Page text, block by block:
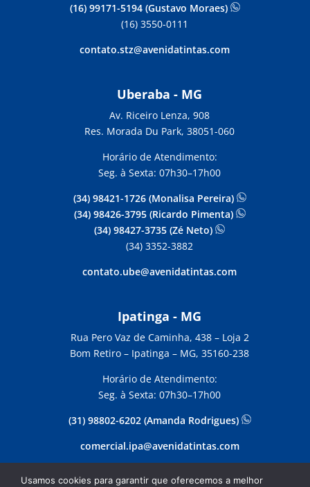
(16) 99171-5194 (Gustavo Moraes)
(16) 3550-0111
contato.stz@avenidatintas.com
Uberaba - MG
Av. Riceiro Lenza, 908
Res. Morada Du Park, 38051-060
Horário de Atendimento:
Seg. à Sexta: 07h30–17h00
(34) 98421-1726 (Monalisa Pereira)
(34) 98426-3795 (Ricardo Pimenta)
(34) 98427-3735 (Zé Neto)
(34) 3352-3882
contato.ube@avenidatintas.com
Ipatinga - MG
Rua Pero Vaz de Caminha, 438 – Loja 2
Bom Retiro – Ipatinga – MG, 35160-238
Horário de Atendimento:
Seg. à Sexta: 07h30–17h00
(31) 98802-6202 (Amanda Rodrigues)
comercial.ipa@avenidatintas.com
Usamos cookies para garantir que oferecemos a melhor